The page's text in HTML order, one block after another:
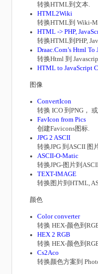
转换HTML到文本.
HTML2Wiki
转换HTML到 Wiki-
HTML -> PHP,
转换HTML到PHP,
Draac.Com’s Html To
转换Html 到
HTML to JavaScript
图像
ConvertIcon
转换 ICO 到PNG，
FavIcon from Pics
创建Favicons图标.
JPG 2 ASCII
转换JPG 到ASCII 图
ASCII-O-Matic
转换JPG-图片到
TEXT-IMAGE
转换图片到HTML,
颜色
Color converter
转换 HEX-颜色到
HEX 2 RGB
转换 HEX-颜色到
Cs2Aco
转换颜色方案到